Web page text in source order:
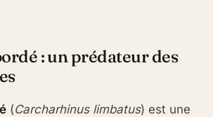
: un prédateur des
(Carcharhinus limbatus) est une